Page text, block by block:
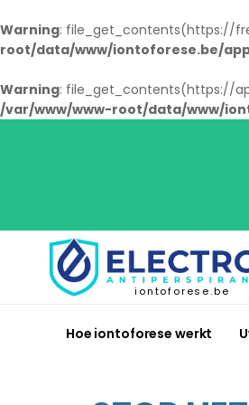
Warning: file_get_contents(https://
root/data/www/iontoforese.be/
Warning: file_get_contents(https://
/var/www/www-root/data/www/
iontoforese.be
Hoe iontoforese werkt